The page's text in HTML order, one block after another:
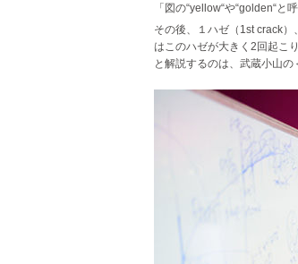
「図の“yellow“や“golden“
その後、１ハゼ（1st crack）
はこのハゼが大きく2回起こ
と解説するのは、武蔵小山